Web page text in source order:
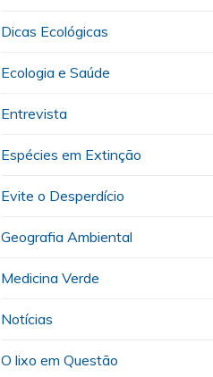
Dicas Ecológicas
Ecologia e Saúde
Entrevista
Espécies em Extinção
Evite o Desperdício
Geografia Ambiental
Medicina Verde
Notícias
O lixo em Questão